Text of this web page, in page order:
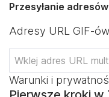
Przesyłanie adresów
Adresy URL GIF-
Warunki i